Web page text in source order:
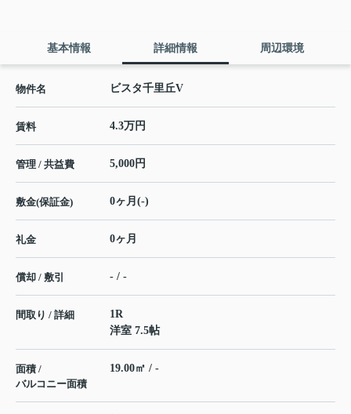
基本情報 詳細情報 周辺環境
物件名 ビスタ千里丘V
賃料 4.3万円
管理 / 共益費 5,000円
敷金(保証金) 0ヶ月(-)
礼金 0ヶ月
償却 / 敷引 - / -
間取り / 詳細
1R
洋室 7.5帖
面積 /
バルコニー面積
19.00㎡ / -